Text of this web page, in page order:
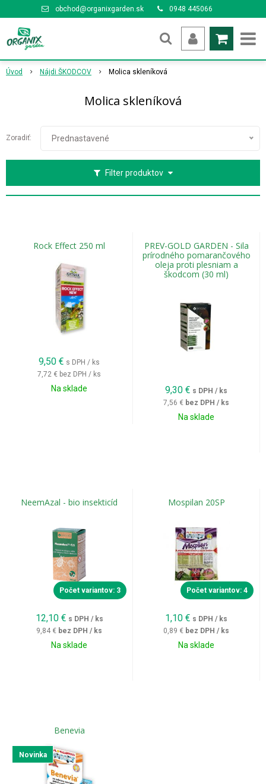
obchod@organixgarden.sk 0948 445066
Úvod Nájdi ŠKODCOV Molica skleníková
Molica skleníková
Filter produktov
Zoradiť: Prednastavené
Rock Effect 250 ml
9,50 € s DPH / ks
7,72 € bez DPH / ks
Na sklade
PREV-GOLD GARDEN - Sila
prírodného pomarančového
oleja proti plesniam a
škodcom (30 ml)
9,30 € s DPH / ks
7,56 € bez DPH / ks
Na sklade
NeemAzal - bio insekticíd
Počet variantov: 3
12,10 € s DPH / ks
9,84 € bez DPH / ks
Na sklade
Mospilan 20SP
Počet variantov: 4
1,10 € s DPH / ks
0,89 € bez DPH / ks
Na sklade
Benevia
Novinka